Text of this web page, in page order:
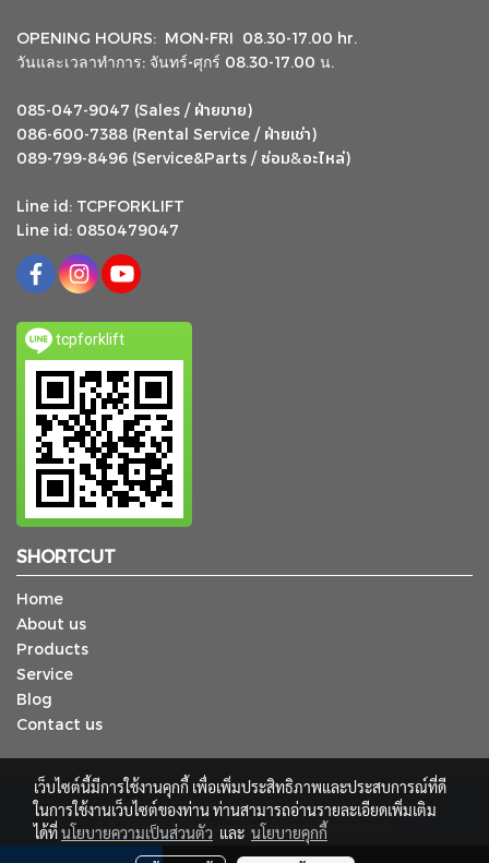
OPENING HOURS: MON-FRI 08.30-17.00 hr.
วันและเวลาทำการ: จันทร์-ศุกร์ 08.30-17.00 น.
085-047-9047 (Sales / ฝ่ายขาย)
086-600-7388 (Rental Service / ฝ่ายเช่า)
089-799-8496 (Service&Parts / ซ่อม&อะไหล่)
Line id: TCPFORKLIFT
Line id: 0850479047
tcpforklift
SHORTCUT
Home
About us
Products
Service
Blog
Contact us
© Copyright 2018 TCP Supply Service Co., Ltd. All Rights Reserved.
เว็บไซต์นี้ ใช้สำหรับการโฆษณาประชาสัมพันธ์ของบริษัทฯเท่านั้น
เว็บไซต์นี้มีการใช้งานคุกกี้ เพื่อเพิ่มประสิทธิภาพและประสบการณ์ที่ดี
ในการใช้งานเว็บไซต์ของท่าน ท่านสามารถอ่านรายละเอียดเพิ่มเติม
ได้ที่นโยบายความเป็นส่วนตัว และ นโยบายคุกกี้